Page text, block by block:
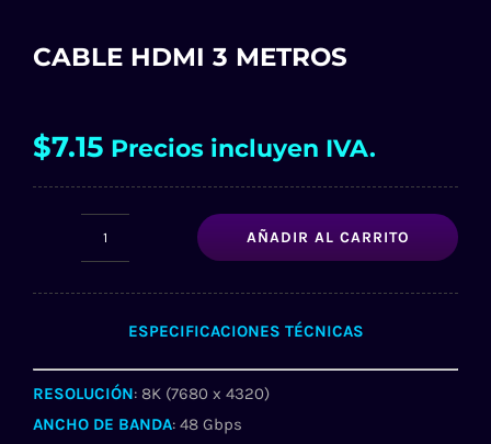
CABLE HDMI 3 METROS
$7.15 Precios incluyen IVA.
METROS
cantidad
AÑADIR AL CARRITO
ESPECIFICACIONES TÉCNICAS
RESOLUCIÓN: 8K (7680 x 4320)
ANCHO DE BANDA: 48 Gbps